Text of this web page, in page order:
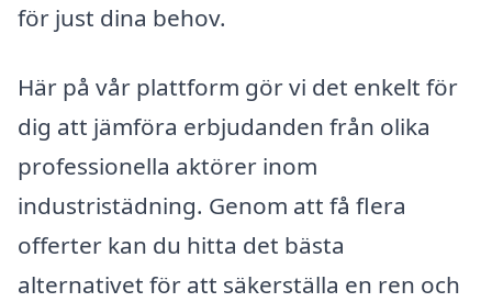
för just dina behov.
Här på vår plattform gör vi det enkelt för
dig att jämföra erbjudanden från olika
professionella aktörer inom
industristädning. Genom att få flera
offerter kan du hitta det bästa
alternativet för att säkerställa en ren och